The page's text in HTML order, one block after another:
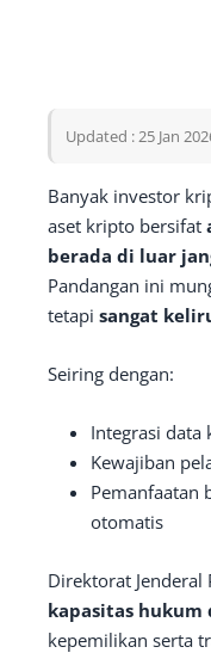
Updated : 25 Jan
Banyak investor
aset kripto bersifat
berada di luar
Pandangan ini
tetapi sangat
Seiring dengan:
Integrasi data
Kewajiban
Pemanfaatan
otomatis
Direktorat Jenderal
kapasitas hukum
kepemilikan serta